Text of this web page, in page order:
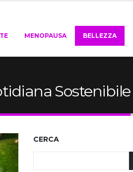
MENOPAUSA BELLEZZA
Sostenibile
CERCA